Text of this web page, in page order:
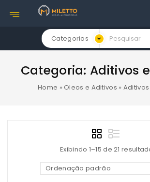
Categorias
Categoria: Aditivos
Home » Oleos e Aditivos »
Exibindo 1–15 de 21
Ordenação padrão